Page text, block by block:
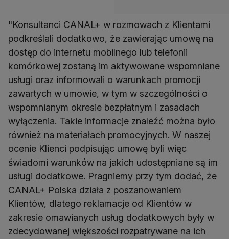
"Konsultanci CANAL+ w rozmowach z Klientami
podkreślali dodatkowo, że zawierając umowę na
dostęp do internetu mobilnego lub telefonii
komórkowej zostaną im aktywowane wspomniane
usługi oraz informowali o warunkach promocji
zawartych w umowie, w tym w szczególności o
wspomnianym okresie bezpłatnym i zasadach
wyłączenia. Takie informacje znaleźć można było
również na materiałach promocyjnych. W naszej
ocenie Klienci podpisując umowę byli więc
świadomi warunków na jakich udostępniane są im
usługi dodatkowe. Pragniemy przy tym dodać, że
CANAL+ Polska działa z poszanowaniem
Klientów, dlatego reklamacje od Klientów w
zakresie omawianych usług dodatkowych były w
zdecydowanej większości rozpatrywane na ich